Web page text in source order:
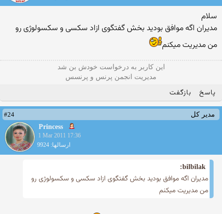
سلام
مدیران اگه موافق بودید بخش گفتگوی ازاد سكسی و سكسولوژی رو
من مدیریت میكنم
این كاربر به درخواست خودش بن شد
مدیریت انجمن پرنس و پرنسس
پاسخ بازگفت
مدیر کل
#24
Princess
1 Mar 2011 17:36
ارسالها: 9924
bilbilak:
مدیران اگه موافق بودید بخش گفتگوی ازاد سكسی و سكسولوژی رو
من مدیریت میكنم